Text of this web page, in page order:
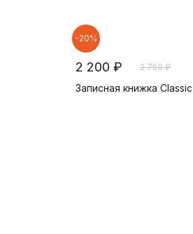
-20%
2 200 ₽ 2 750 ₽
Записная книжка